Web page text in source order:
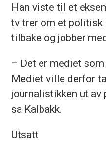
Han viste til et
tvitrer om et politisk
tilbake og jobber
– Det er mediet
Mediet ville derfor
journalistikken ut
sa Kalbakk.
Utsatt